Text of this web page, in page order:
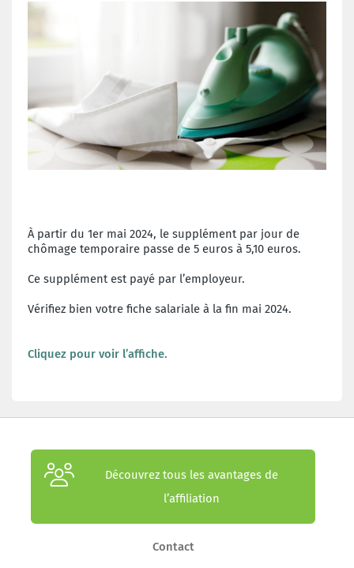
À partir du 1er mai 2024, le supplément par jour de
chômage temporaire passe de 5 euros à 5,10 euros.
Ce supplément est payé par l’employeur.
Vérifiez bien votre fiche salariale à la fin mai 2024.
Cliquez pour voir l’affiche.
Découvrez tous les avantages de
l’affiliation
Contact